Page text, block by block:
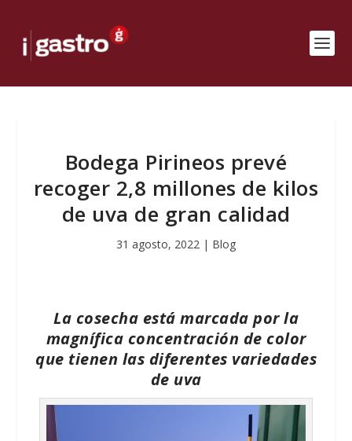
Bodega Pirineos prevé
recoger 2,8 millones de kilos
de uva de gran calidad
31 agosto, 2022 | Blog
La cosecha está marcada por la
magnífica concentración de color
que tienen las diferentes variedades
de uva